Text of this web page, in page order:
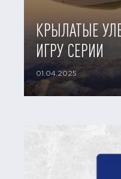
КРЫЛАТЫЕ
ИГРУ СЕРИИ
01.04.2025